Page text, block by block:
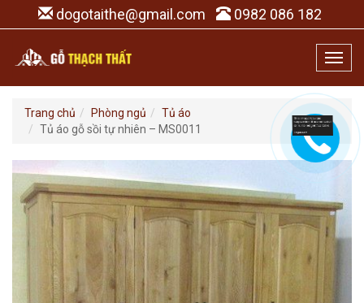
dogotaithe@gmail.com 0982 086 182
Trang chủ Phòng ngủ
Tủ áo
Tủ áo gỗ sồi tự nhiên – MS0011